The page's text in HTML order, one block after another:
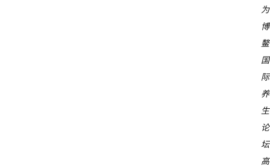
为
博
鳌
国
际
养
生
论
坛
高